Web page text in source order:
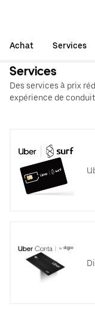
Achat Services
Services
Des services à prix
expérience de